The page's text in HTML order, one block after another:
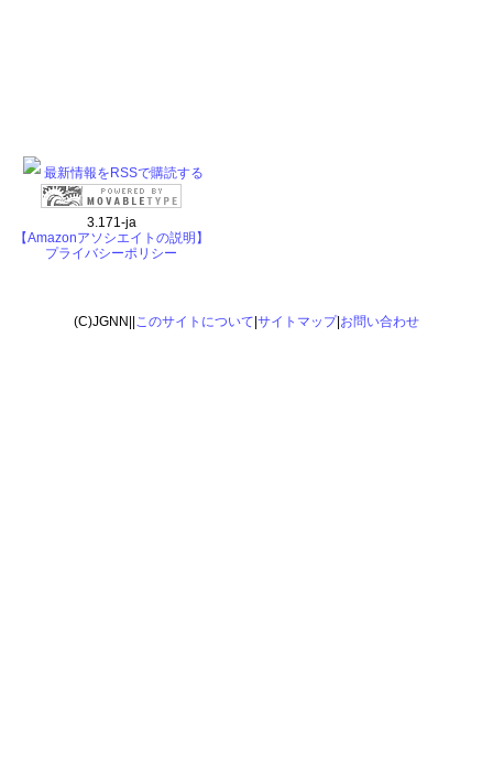
最新情報をRSSで購読する
3.171-ja
【Amazonアソシエイトの説明】
プライバシーポリシー
(C)JGNN|| このサイトについて サイトマップ| お問い合わせ